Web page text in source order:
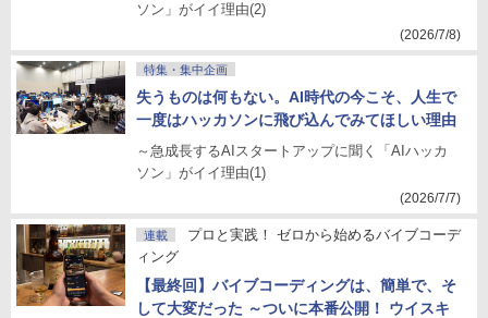
ソン」がイイ理由(2)
(2026/7/8)
特集・集中企画
失うものは何もない。AI時代の今こそ、人生で
一度はハッカソンに飛び込んでみてほしい理由
～急成長するAIスタートアップに聞く「AIハッカ
ソン」がイイ理由(1)
(2026/7/7)
連載
プロと実践！ ゼロから始めるバイブコーデ
ィング
【最終回】バイブコーディングは、簡単で、そ
して大変だった ～ついに本番公開！ ウイスキ